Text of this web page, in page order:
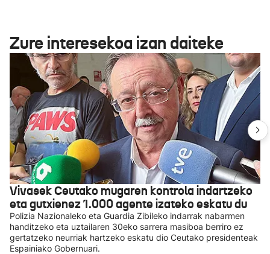
Zure interesekoa izan daiteke
Vivasek Ceutako mugaren kontrola indartzeko
eta gutxienez 1.000 agente izateko eskatu du
Polizia Nazionaleko eta Guardia Zibileko indarrak nabarmen
handitzeko eta uztailaren 30eko sarrera masiboa berriro ez
gertatzeko neurriak hartzeko eskatu dio Ceutako presidenteak
Espainiako Gobernuari.